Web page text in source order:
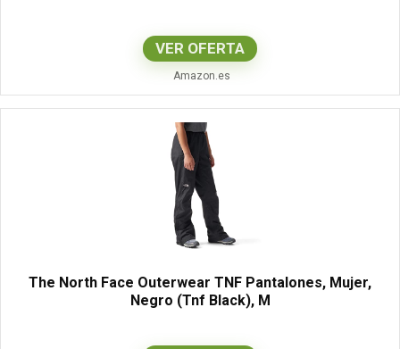
VER OFERTA
Amazon.es
The North Face Outerwear TNF Pantalones, Mujer,
Negro (Tnf Black), M